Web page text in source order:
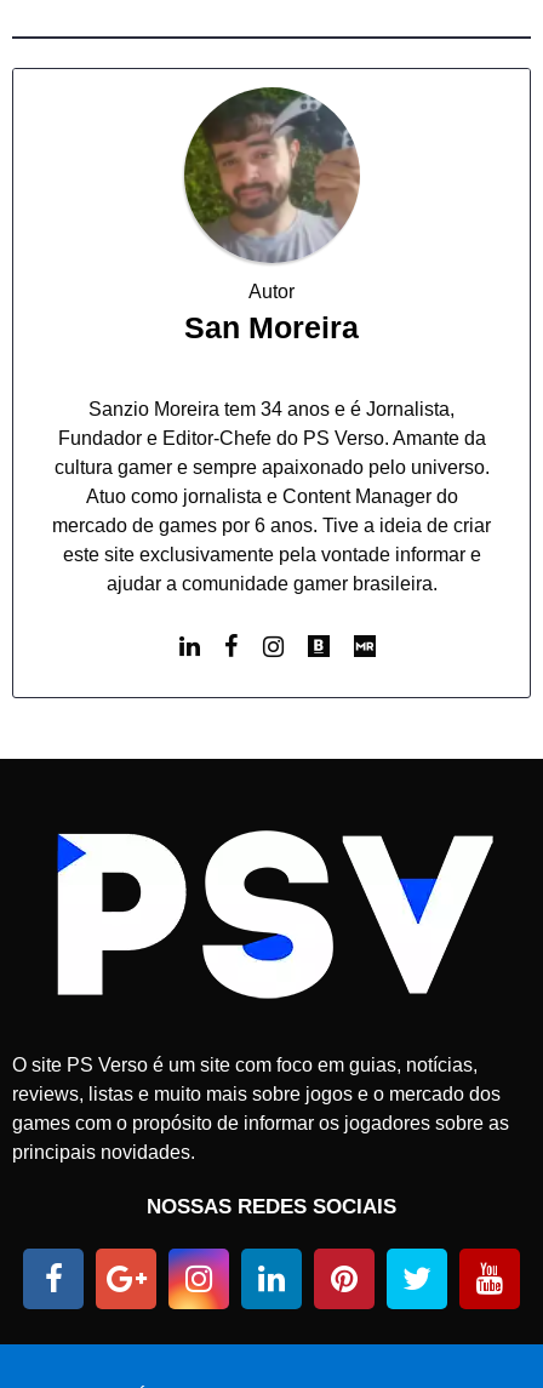
Autor
San Moreira
Sanzio Moreira tem 34 anos e é Jornalista,
Fundador e Editor-Chefe do PS Verso. Amante da
cultura gamer e sempre apaixonado pelo universo.
Atuo como jornalista e Content Manager do
mercado de games por 6 anos. Tive a ideia de criar
este site exclusivamente pela vontade informar e
ajudar a comunidade gamer brasileira.
O site PS Verso é um site com foco em guias, notícias,
reviews, listas e muito mais sobre jogos e o mercado dos
games com o propósito de informar os jogadores sobre as
principais novidades.
NOSSAS REDES SOCIAIS